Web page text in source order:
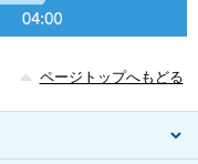
ページトップへもどる